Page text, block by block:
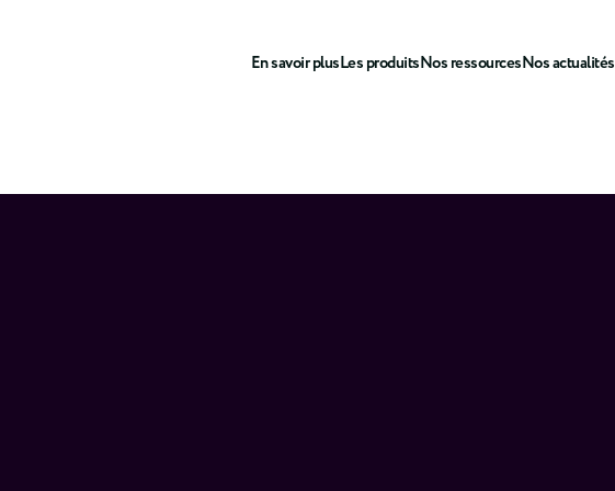
En savoir plusLes produitsNos ressourcesNos actualités